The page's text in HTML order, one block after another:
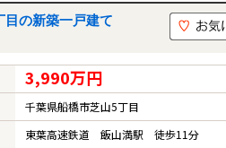
目の新築一戸建て
3,990万円
千葉県船橋市芝山5丁目
東葉高速鉄道 飯山満駅 徒歩11分